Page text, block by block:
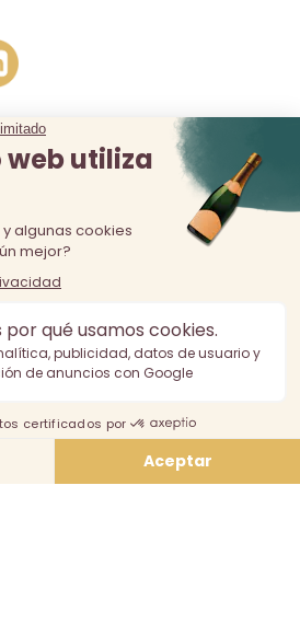
prohibida a los menores de 18 años.
alcohol es perjudicial para la salud,